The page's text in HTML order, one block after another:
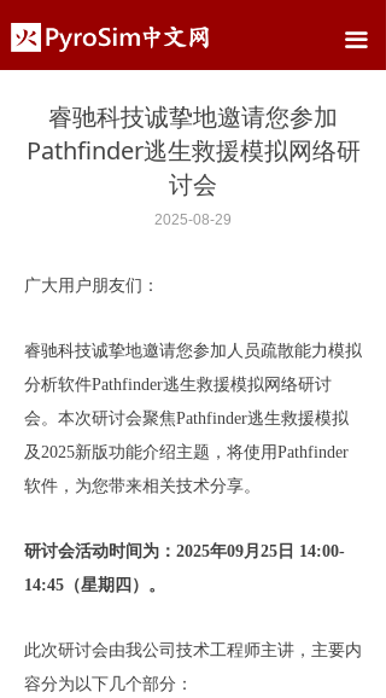
끀
首页
Pathfinder
咨询服务
网络研讨会
用户论坛
热线电话：010-59479182
睿驰科技诚挚地邀请您参加
Pathfinder逃生救援模拟网络研
讨会
广大用户朋友们：
睿驰科技诚挚地邀请您参加人员疏散能力模拟
分析软件Pathfinder逃生救援模拟网络研讨
会。本次研讨会聚焦Pathfinder逃生救援模拟
及2025新版功能介绍主题，将使用Pathfinder
软件，为您带来相关技术分享。
研讨会活动时间为：2025年09月25日 14:00-
14:45（星期四）。
此次研讨会由我公司技术工程师主讲，主要内
容分为以下几个部分：
2025-08-29